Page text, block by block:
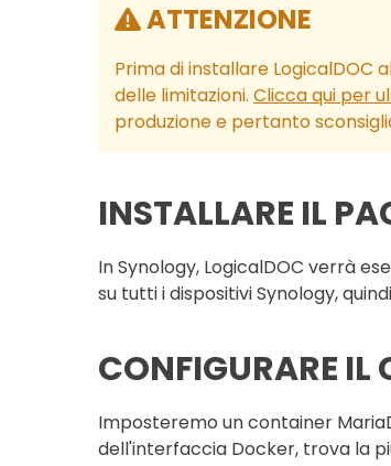
ATTENZIONE
Prima di installare LogicalDOC
delle limitazioni. Clicca qui per
produzione e pertanto
INSTALLARE IL
In Synology, LogicalDOC verrà
su tutti i dispositivi Synology,
CONFIGURARE IL
Imposteremo un container
dell'interfaccia Docker, trova la